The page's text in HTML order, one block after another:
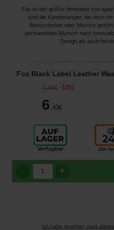
Fox ist der größte Vertreiber von
sind die Karpfenangler, die noch
Boxsystemen oder Microns
permanenten Wunsch nach
Design als auch bei
Fox Black Label Leather
7,40€ -14%
6 ,40€
+
Ich habe gesehen, dass